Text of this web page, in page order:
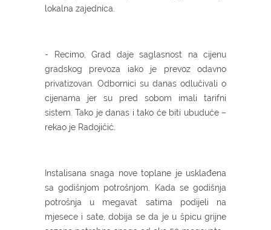
lokalna zajednica.
- Recimo, Grad daje saglasnost na cijenu
gradskog prevoza iako je prevoz odavno
privatizovan. Odbornici su danas odlučivali o
cijenama jer su pred sobom imali tarifni
sistem. Tako je danas i tako će biti ubuduće –
rekao je Radojičić.
Instalisana snaga nove toplane je usklađena
sa godišnjom potrošnjom. Kada se godišnja
potrošnja u megavat satima podijeli na
mjesece i sate, dobija se da je u špicu grijne